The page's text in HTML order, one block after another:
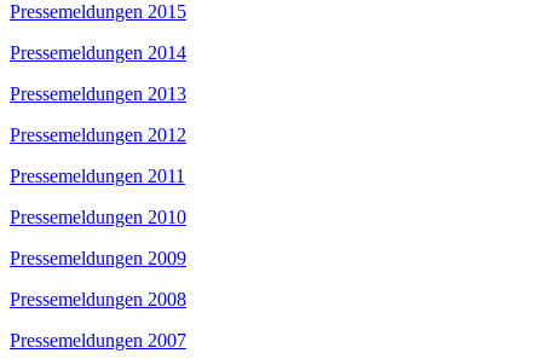
Pressemeldungen 2015
Pressemeldungen 2014
Pressemeldungen 2013
Pressemeldungen 2012
Pressemeldungen 2011
Pressemeldungen 2010
Pressemeldungen 2009
Pressemeldungen 2008
Pressemeldungen 2007